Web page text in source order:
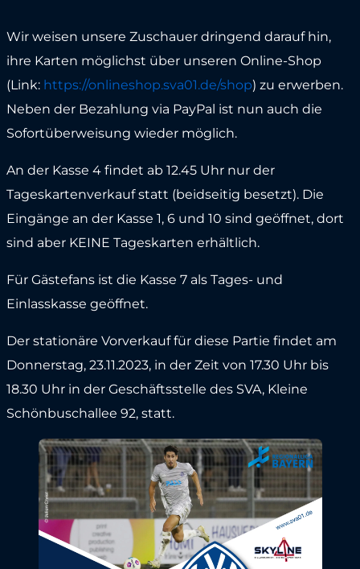
Wir weisen unsere Zuschauer dringend darauf hin,
ihre Karten möglichst über unseren Online-Shop
(Link: https://onlineshop.sva01.de/shop) zu erwerben.
Neben der Bezahlung via PayPal ist nun auch die
Sofortüberweisung wieder möglich.
An der Kasse 4 findet ab 12.45 Uhr nur der
Tageskartenverkauf statt (beidseitig besetzt). Die
Eingänge an der Kasse 1, 6 und 10 sind geöffnet, dort
sind aber KEINE Tageskarten erhältlich.
Für Gästefans ist die Kasse 7 als Tages- und
Einlasskasse geöffnet.
Der stationäre Vorverkauf für diese Partie findet am
Donnerstag, 23.11.2023, in der Zeit von 17.30 Uhr bis
18.30 Uhr in der Geschäftsstelle des SVA, Kleine
Schönbuschallee 92, statt.